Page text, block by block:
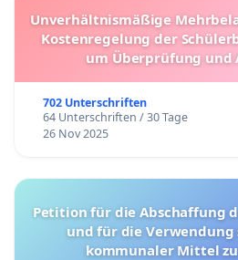
Unverhältnismäßige
Kostenregelung der
um Überprüfung
702 Unterschriften
64 Unterschriften / 30 Tage
26 Nov 2025
Petition für die Abschaffung der Tötungsstationen
und für die
kommunaler Mittel